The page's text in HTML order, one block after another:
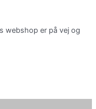
webshop er på vej og